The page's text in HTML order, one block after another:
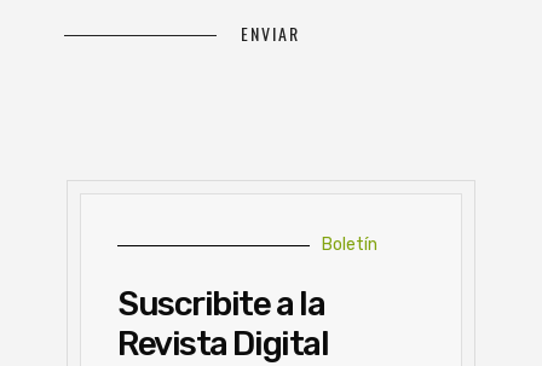
Boletín
Suscribite a la
Revista Digital